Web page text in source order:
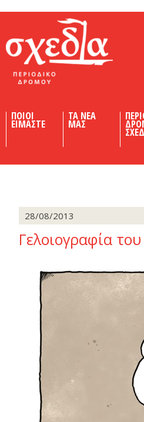
ΠΟΙΟΙ
ΕΙΜΑΣΤΕ
ΤΑ ΝΕΑ
ΜΑΣ
28/08/2013
Γελοιογραφία